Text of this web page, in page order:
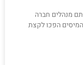
מנהלים חברה
הפכו לקצת